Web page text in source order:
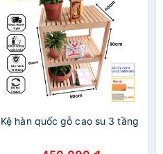
Kệ hàn quốc gỗ cao su 3 tầng